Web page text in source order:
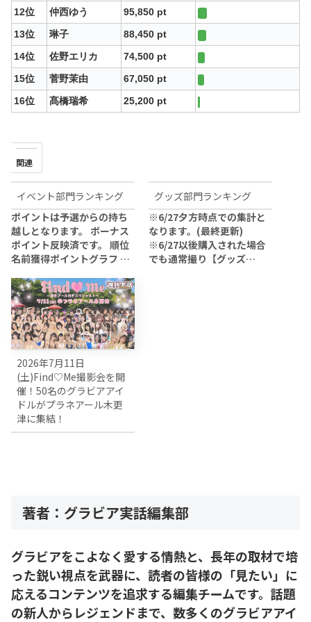
12位
仲西ゆう
95,850 pt
13位
琳子
88,450 pt
14位
佐野エリカ
74,500 pt
15位
菅野茉由
67,050 pt
16位
髙橋瑞希 25,200 pt
関連
イベント部門ランキング
ポイントは予選からの持ち
越しとなります。 ボーナス
ポイント反映済です。 順位
名前獲得ポイントグラフ …
グッズ部門ランキング
※6/27夕方時点での集計と
なります。(最終更新)
※6/27以後購入された場合
でも通常撮り【グッズ…
2026年7月11日
(土)Find♡Me撮影会を開
催！50名のグラビアアイ
ドルがプラネアール木更
津に集結！
著者：グラビア実話編集部
グラビアをこよなく愛する情熱と、長年の取材で培
った鋭い視点を武器に、読者の皆様の「見たい」に
応えるコンテンツを追求する編集チームです。話題
の新人からレジェンドまで、数多くのグラビアアイ